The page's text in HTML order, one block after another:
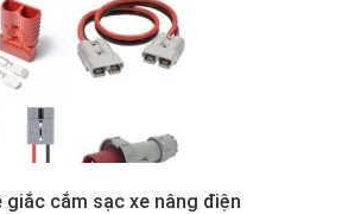
cắm sạc xe nâng điện